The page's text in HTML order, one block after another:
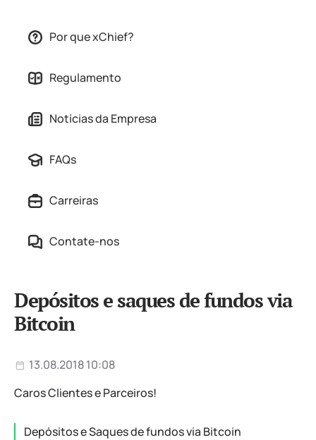
Parcerias
Por que xChief?
Regulamento
Notícias da Empresa
FAQs
Carreiras
Contate-nos
Depósitos e saques de fundos via
Bitcoin
13.08.2018 10:08
Caros Clientes e Parceiros!
Depósitos e Saques de fundos via Bitcoin